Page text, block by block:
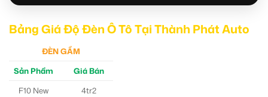
Bảng Giá Độ Đèn Ô Tô Tại Thành Phát Auto
ĐÈN GẦM
Sản Phẩm
Giá Bán
F10 New
4tr2